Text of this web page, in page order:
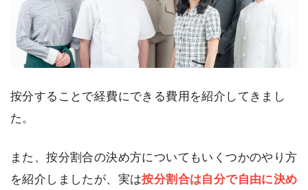
按分することで経費にできる費用を紹介してきまし
た。
また、按分割合の決め方についてもいくつかのやり方
を紹介しましたが、実は按分割合は自分で自由に決め